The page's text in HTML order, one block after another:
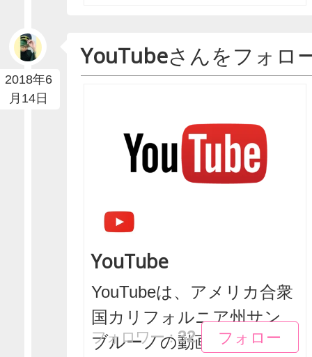
2018年6
月14日
YouTubeさんをフォロ
YouTube
YouTubeは、アメリカ合衆
国カリフォルニア州サン
ブルーノの動画共...フォロー
フォロー
フォロワー：32